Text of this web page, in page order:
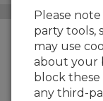
Systèmes
carbone
Please
party tools,
may use
about your
block
any third-